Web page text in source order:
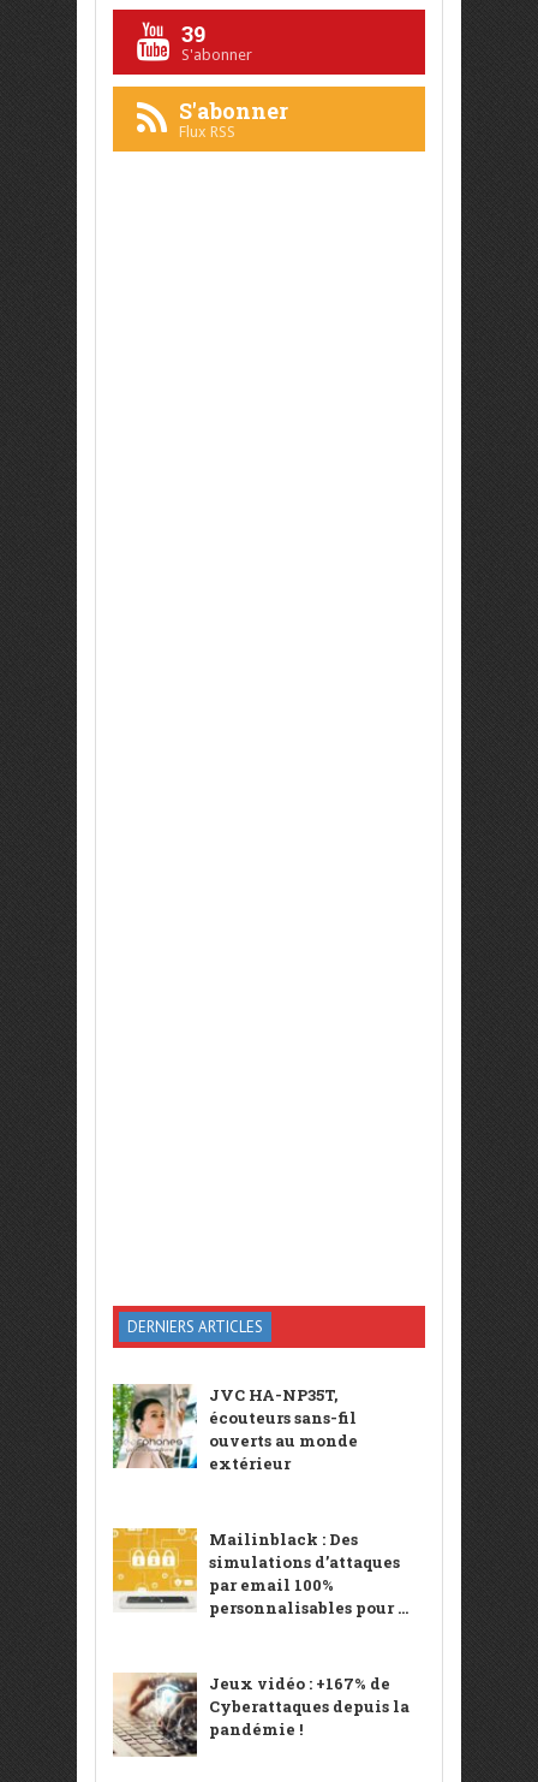
39
S'abonner
S'abonner
Flux RSS
DERNIERS ARTICLES
JVC HA-NP35T,
écouteurs sans-fil
ouverts au monde
extérieur
Mailinblack : Des
simulations d’attaques
par email 100%
personnalisables pour ...
Jeux vidéo : +167% de
Cyberattaques depuis la
pandémie !